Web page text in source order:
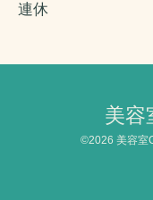
連休
美
©2026 美容